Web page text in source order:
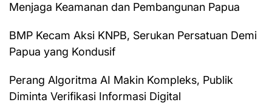
Menjaga Keamanan dan Pembangunan Papua
BMP Kecam Aksi KNPB, Serukan Persatuan Demi
Papua yang Kondusif
Perang Algoritma AI Makin Kompleks, Publik
Diminta Verifikasi Informasi Digital